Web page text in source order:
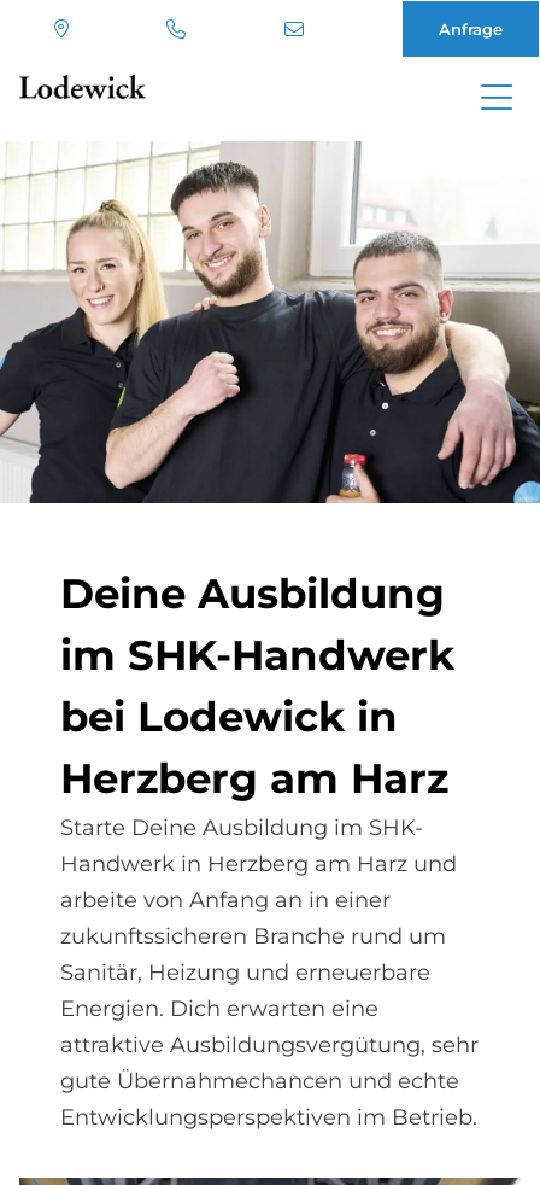
Inhalt
Anfrage
De­i­ne Aus­bil­dung
im SHK-Hand­werk
bei Lo­de­wick in
Herz­berg am Harz
Starte Deine Ausbildung im SHK-
Handwerk in Herzberg am Harz und
arbeite von Anfang an in einer
zukunftssicheren Branche rund um
Sanitär, Heizung und erneuerbare
Energien. Dich erwarten eine
attraktive Ausbildungsvergütung, sehr
gute Übernahmechancen und echte
Entwicklungsperspektiven im Betrieb.